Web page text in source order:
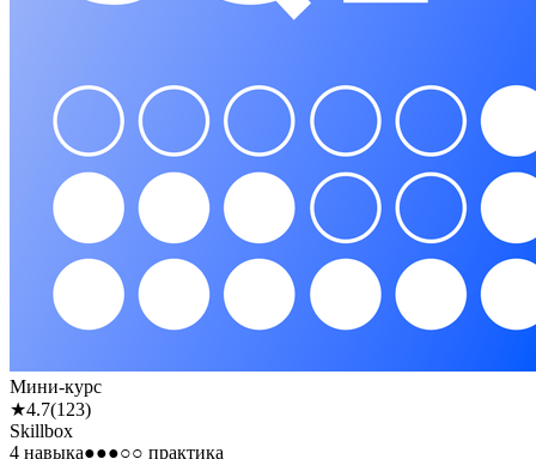
Мини-курс
★4.7(123)
Skillbox
4 навыка●●●○○ практика